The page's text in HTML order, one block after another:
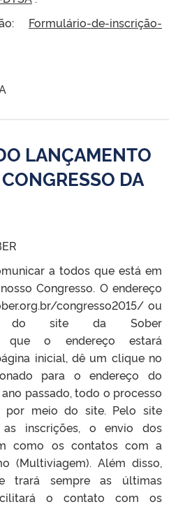
Formulário-de-inscrição-
LANÇAMENTO
DA
a todos que está em
Congresso. O endereço
congresso2015/ ou
do site da Sober
que o endereço estará
inicial, dê um clique no
para o endereço do
passado, todo o processo
por meio do site. Pelo site
as inscrições, o envio dos
como os contatos com a
(Multiviagem). Além disso,
trará sempre as últimas
o contato com os